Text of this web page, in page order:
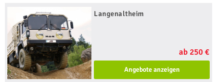
Langenaltheim
ab 250 €
Angebote anzeigen